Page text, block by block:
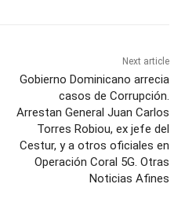
Next article
Gobierno Dominicano arrecia
casos de Corrupción.
Arrestan General Juan Carlos
Torres Robiou, ex jefe del
Cestur, y a otros oficiales en
Operación Coral 5G. Otras
Noticias Afines